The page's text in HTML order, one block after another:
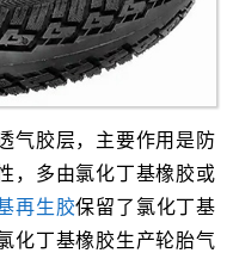
气胶层，主要作用是防
，多由氯化丁基橡胶或
再生胶保留了氯化丁基
化丁基橡胶生产轮胎气